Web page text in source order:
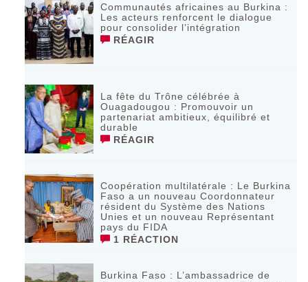
Communautés africaines au Burkina :
Les acteurs renforcent le dialogue
pour consolider l’intégration
RÉAGIR
La fête du Trône célébrée à
Ouagadougou : Promouvoir un
partenariat ambitieux, équilibré et
durable
RÉAGIR
Coopération multilatérale : Le Burkina
Faso a un nouveau Coordonnateur
résident du Système des Nations
Unies et un nouveau Représentant
pays du FIDA
1 RÉACTION
Burkina Faso : L’ambassadrice de